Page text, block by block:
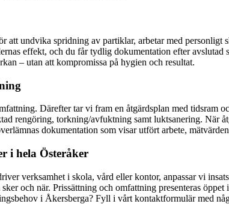
att undvika spridning av partiklar, arbetar med
effekt, och du får tydlig dokumentation efter
– utan att kompromissa på hygien och resultat.
Därefter tar vi fram en åtgärdsplan med tidsram
rengöring, torkning/avfuktning samt luktsanering. När
dokumentation som visar utfört arbete,
i hela Österåker
verksamhet i skola, vård eller kontor, anpassar vi
och när. Prissättning och omfattning presenteras
i Åkersberga? Fyll i vårt kontaktformulär med